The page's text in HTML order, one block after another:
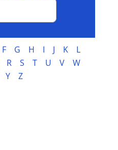
F G H I J K
L
R S T U V
W
Y Z